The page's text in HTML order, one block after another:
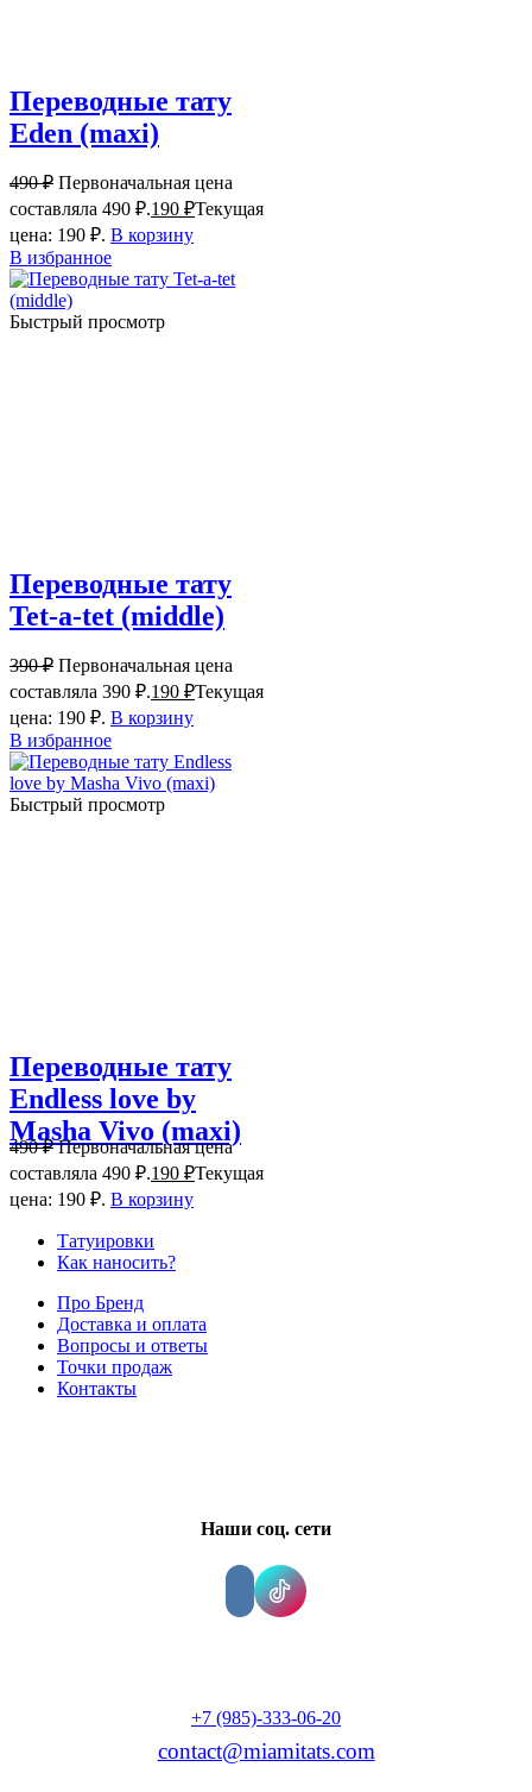
Переводные тату
Eden (maxi)
490₽ Первоначальная цена
составляла 490 ₽.190 ₽Текущая
цена: 190 ₽. В корзину
В избранное
Быстрый просмотр
Переводные тату
Tet-a-tet (middle)
390₽ Первоначальная цена
составляла 390 ₽.190 ₽Текущая
цена: 190 ₽. В корзину
В избранное
Быстрый просмотр
Переводные тату
Endless love by
Masha Vivo (maxi)
490₽ Первоначальная цена
составляла 490 ₽.190 ₽Текущая
цена: 190 ₽. В корзину
Татуировки
Как наносить?
Про Бренд
Доставка и оплата
Вопросы и ответы
Точки продаж
Контакты
Наши соц. сети
+7 (985)-333-06-20
contact@miamitats.com